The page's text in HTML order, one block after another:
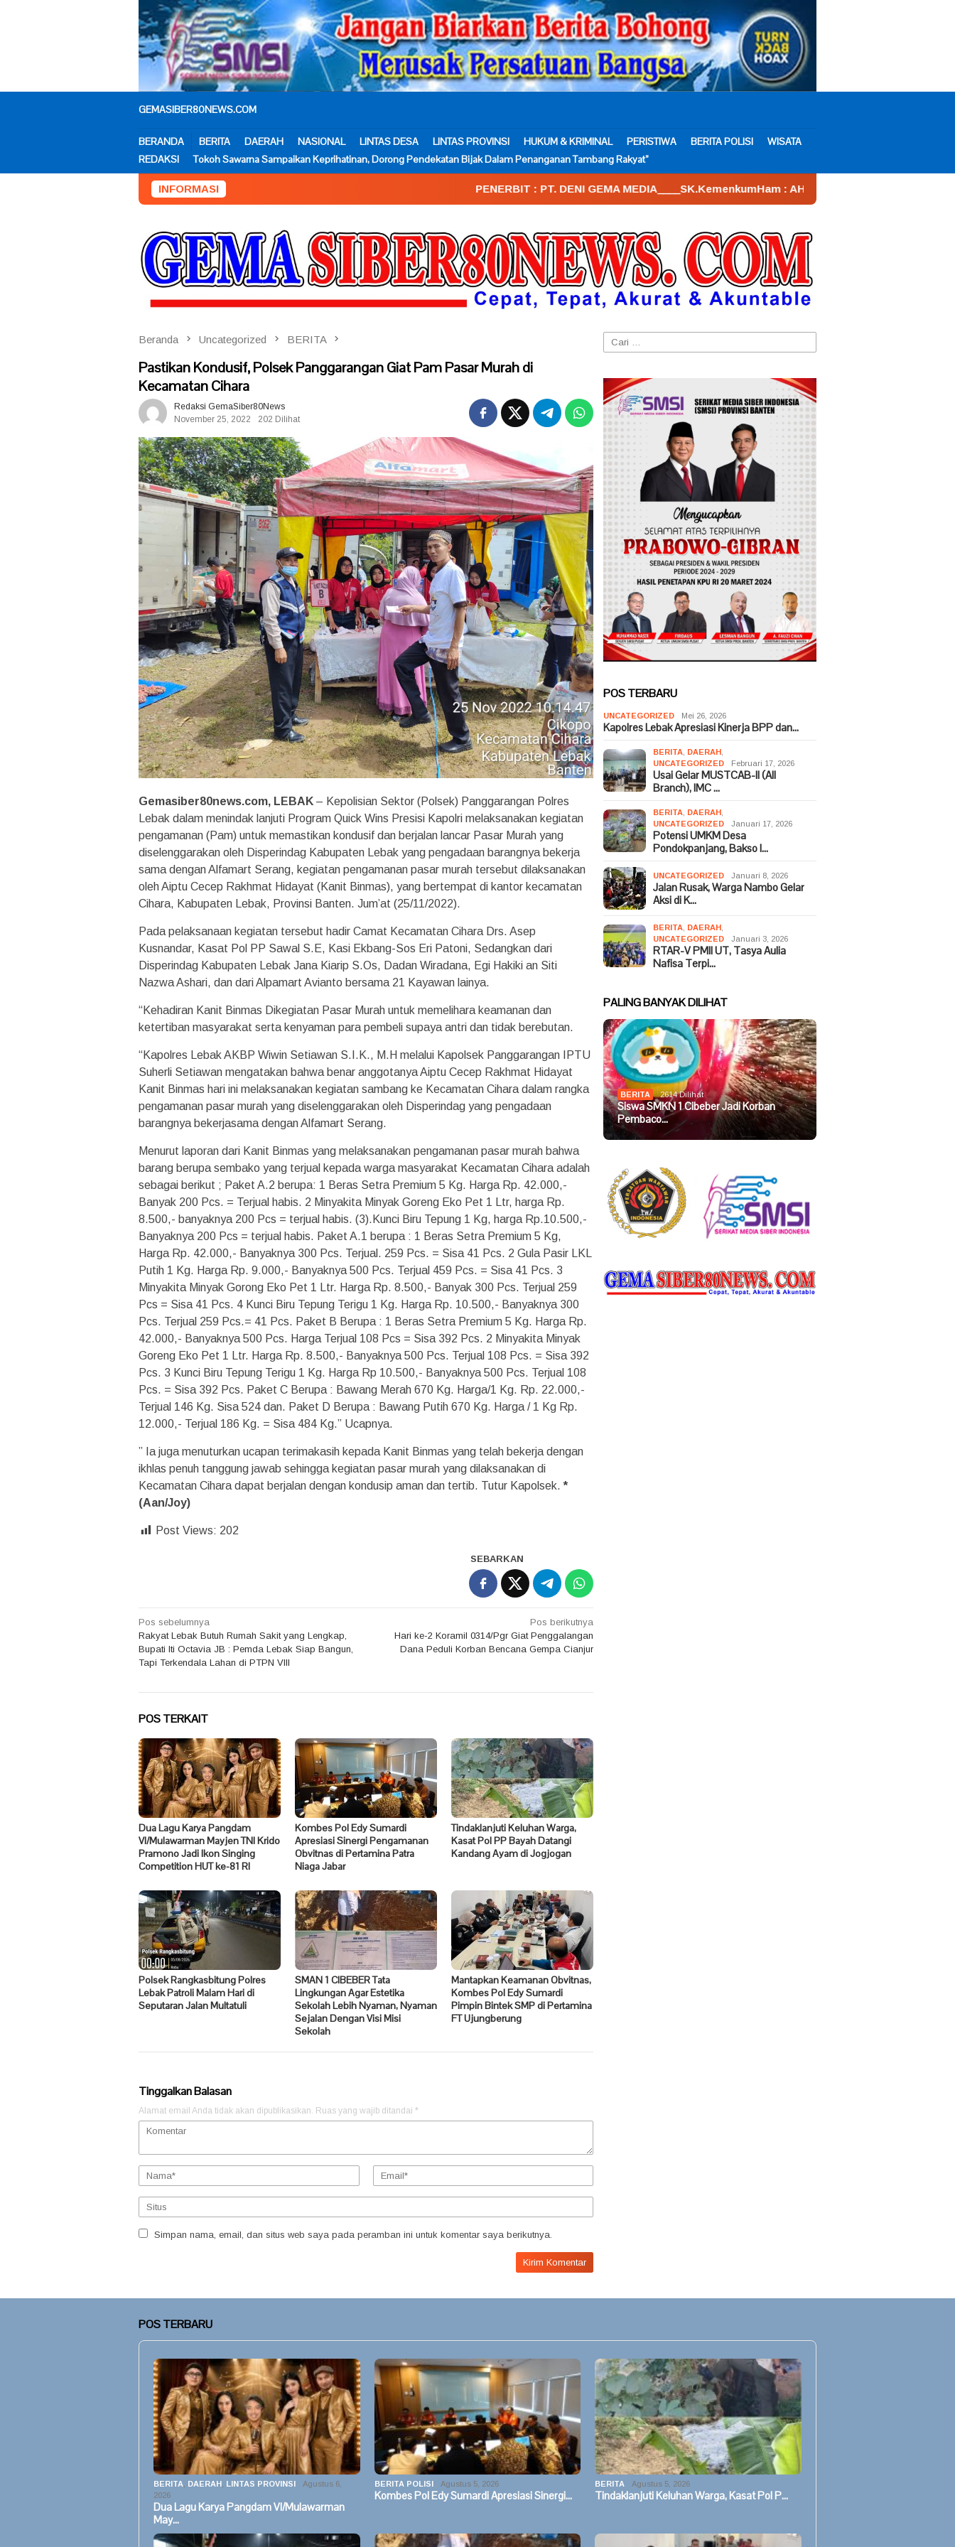
GEMASIBER80NEWS.COM
BERANDA BERITA DAERAH NASIONAL LINTAS DESA LINTAS PROVINSI HUKUM & KRIMINAL PERISTIWA BERITA POLISI
WISATA
REDAKSI
Tokoh Sawarna Sampaikan Keprihatinan, Dorong Pendekatan Bijak Dalam Penanganan Tambang Rakyat”
INFORMASI PENERBIT : PT. DENI GEMA MEDIA____SK.KemenkumHam : AHU – 026590.AH.01.30.___Tahun 2022.
Beranda Uncategorized BERITA
Pastikan Kondusif, Polsek Panggarangan Giat Pam Pasar Murah di
Kecamatan Cihara
Redaksi GemaSiber80News
November 25, 2022
202 Dilihat
Gemasiber80news.com, LEBAK – Kepolisian Sektor (Polsek) Panggarangan Polres
Lebak dalam menindak lanjuti Program Quick Wins Presisi Kapolri melaksanakan kegiatan
pengamanan (Pam) untuk memastikan kondusif dan berjalan lancar Pasar Murah yang
diselenggarakan oleh Disperindag Kabupaten Lebak yang pengadaan barangnya bekerja
sama dengan Alfamart Serang, kegiatan pengamanan pasar murah tersebut dilaksanakan
oleh Aiptu Cecep Rakhmat Hidayat (Kanit Binmas), yang bertempat di kantor kecamatan
Cihara, Kabupaten Lebak, Provinsi Banten. Jum’at (25/11/2022).
Pada pelaksanaan kegiatan tersebut hadir Camat Kecamatan Cihara Drs. Asep
Kusnandar, Kasat Pol PP Sawal S.E, Kasi Ekbang-Sos Eri Patoni, Sedangkan dari
Disperindag Kabupaten Lebak Jana Kiarip S.Os, Dadan Wiradana, Egi Hakiki an Siti
Nazwa Ashari, dan dari Alpamart Avianto bersama 21 Kayawan lainya.
“Kehadiran Kanit Binmas Dikegiatan Pasar Murah untuk memelihara keamanan dan
ketertiban masyarakat serta kenyaman para pembeli supaya antri dan tidak berebutan.
“Kapolres Lebak AKBP Wiwin Setiawan S.I.K., M.H melalui Kapolsek Panggarangan IPTU
Suherli Setiawan mengatakan bahwa benar anggotanya Aiptu Cecep Rakhmat Hidayat
Kanit Binmas hari ini melaksanakan kegiatan sambang ke Kecamatan Cihara dalam rangka
pengamanan pasar murah yang diselenggarakan oleh Disperindag yang pengadaan
barangnya bekerjasama dengan Alfamart Serang.
Menurut laporan dari Kanit Binmas yang melaksanakan pengamanan pasar murah bahwa
barang berupa sembako yang terjual kepada warga masyarakat Kecamatan Cihara adalah
sebagai berikut ; Paket A.2 berupa: 1 Beras Setra Premium 5 Kg. Harga Rp. 42.000,-
Banyak 200 Pcs. = Terjual habis. 2 Minyakita Minyak Goreng Eko Pet 1 Ltr, harga Rp.
8.500,- banyaknya 200 Pcs = terjual habis. (3).Kunci Biru Tepung 1 Kg, harga Rp.10.500,-
Banyaknya 200 Pcs = terjual habis. Paket A.1 berupa : 1 Beras Setra Premium 5 Kg,
Harga Rp. 42.000,- Banyaknya 300 Pcs. Terjual. 259 Pcs. = Sisa 41 Pcs. 2 Gula Pasir LKL
Putih 1 Kg. Harga Rp. 9.000,- Banyaknya 500 Pcs. Terjual 459 Pcs. = Sisa 41 Pcs. 3
Minyakita Minyak Gorong Eko Pet 1 Ltr. Harga Rp. 8.500,- Banyak 300 Pcs. Terjual 259
Pcs = Sisa 41 Pcs. 4 Kunci Biru Tepung Terigu 1 Kg. Harga Rp. 10.500,- Banyaknya 300
Pcs. Terjual 259 Pcs.= 41 Pcs. Paket B Berupa : 1 Beras Setra Premium 5 Kg. Harga Rp.
42.000,- Banyaknya 500 Pcs. Harga Terjual 108 Pcs = Sisa 392 Pcs. 2 Minyakita Minyak
Goreng Eko Pet 1 Ltr. Harga Rp. 8.500,- Banyaknya 500 Pcs. Terjual 108 Pcs. = Sisa 392
Pcs. 3 Kunci Biru Tepung Terigu 1 Kg. Harga Rp 10.500,- Banyaknya 500 Pcs. Terjual 108
Pcs. = Sisa 392 Pcs. Paket C Berupa : Bawang Merah 670 Kg. Harga/1 Kg. Rp. 22.000,-
Terjual 146 Kg. Sisa 524 dan. Paket D Berupa : Bawang Putih 670 Kg. Harga / 1 Kg Rp.
12.000,- Terjual 186 Kg. = Sisa 484 Kg.” Ucapnya.
” Ia juga menuturkan ucapan terimakasih kepada Kanit Binmas yang telah bekerja dengan
ikhlas penuh tanggung jawab sehingga kegiatan pasar murah yang dilaksanakan di
Kecamatan Cihara dapat berjalan dengan kondusip aman dan tertib. Tutur Kapolsek.*
(Aan/Joy)
Post Views: 202
SEBARKAN
Navigasi
pos
Pos sebelumnya
Rakyat Lebak Butuh Rumah Sakit yang Lengkap,
Bupati Iti Octavia JB : Pemda Lebak Siap Bangun,
Tapi Terkendala Lahan di PTPN VIII
Pos berikutnya
Hari ke-2 Koramil 0314/Pgr Giat Penggalangan
Dana Peduli Korban Bencana Gempa Cianjur
POS TERKAIT
Dua Lagu Karya Pangdam
VI/Mulawarman Mayjen TNI Krido
Pramono Jadi Ikon Singing
Competition HUT ke-81 RI
Kombes Pol Edy Sumardi
Apresiasi Sinergi Pengamanan
Obvitnas di Pertamina Patra
Niaga Jabar
Tindaklanjuti Keluhan Warga,
Kasat Pol PP Bayah Datangi
Kandang Ayam di Jogjogan
Polsek Rangkasbitung Polres
Lebak Patroli Malam Hari di
Seputaran Jalan Multatuli
SMAN 1 CIBEBER Tata
Lingkungan Agar Estetika
Sekolah Lebih Nyaman, Nyaman
Sejalan Dengan Visi Misi
Sekolah
Mantapkan Keamanan Obvitnas,
Kombes Pol Edy Sumardi
Pimpin Bintek SMP di Pertamina
FT Ujungberung
Tinggalkan Balasan
Alamat email Anda tidak akan dipublikasikan. Ruas yang wajib ditandai *
Simpan nama, email, dan situs web saya pada peramban ini untuk komentar saya berikutnya.
Cari
untuk:
POS TERBARU
UNCATEGORIZED Mei 26, 2026
Kapolres Lebak Apresiasi Kinerja BPP dan…
BERITA DAERAH
UNCATEGORIZED
Februari 17, 2026
Usai Gelar MUSTCAB-II (All
Branch), IMC …
BERITA DAERAH
UNCATEGORIZED
Januari 17, 2026
Potensi UMKM Desa
Pondokpanjang, Bakso I…
UNCATEGORIZED Januari 8, 2026
Jalan Rusak, Warga Nambo Gelar
Aksi di K…
BERITA DAERAH
UNCATEGORIZED
Januari 3, 2026
RTAR-V PMII UT, Tasya Aulia
Nafisa Terpi…
PALING BANYAK DILIHAT
BERITA 2614 Dilihat
Siswa SMKN 1 Cibeber Jadi Korban
Pembaco…
POS TERBARU
BERITA DAERAH LINTAS PROVINSI
Agustus 6,
2026
Dua Lagu Karya Pangdam VI/Mulawarman
May…
BERITA POLISI Agustus 5, 2026
Kombes Pol Edy Sumardi Apresiasi Sinergi…
BERITA Agustus 5, 2026
Tindaklanjuti Keluhan Warga, Kasat Pol P…